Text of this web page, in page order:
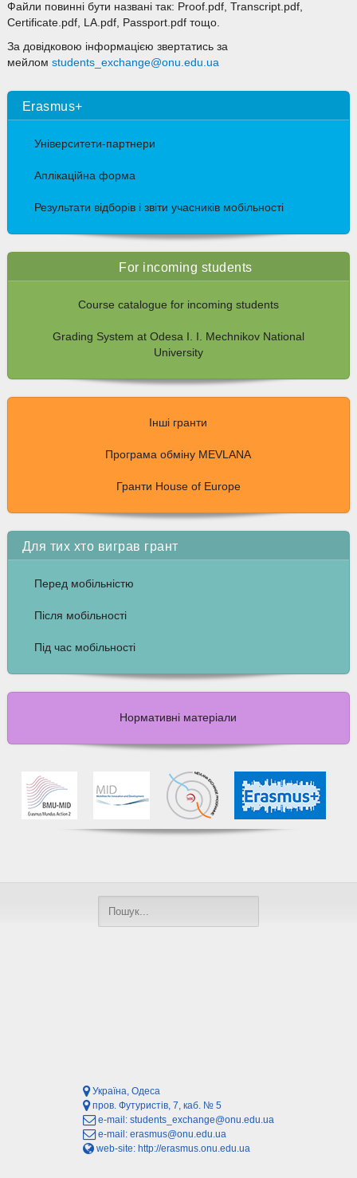
Файли повинні бути названі так: Proof.pdf, Transcript.pdf,
Certificate.pdf, LA.pdf, Passport.pdf тощо.
За довідковою інформацією звертатись за
мейлом students_exchange@onu.edu.ua
Erasmus+
Університети-партнери
Аплікаційна форма
Результати відборів і звіти учасників мобільності
For incoming students
Course catalogue for incoming students
Grading System at Odesa I. I. Mechnikov National
University
Інші гранти
Програма обміну MEVLANA
Гранти House of Europe
Для тих хто виграв грант
Перед мобільністю
Після мобільності
Під час мобільності
Нормативні матеріали
Україна, Одеса
пров. Футуристів, 7, каб. № 5
e-mail: students_exchange@onu.edu.ua
e-mail: erasmus@onu.edu.ua
web-site: http://erasmus.onu.edu.ua